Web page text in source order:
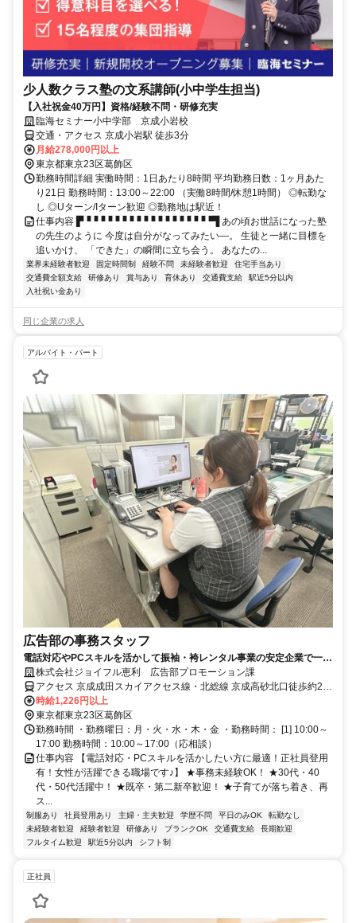
少人数クラス塾の文系講師(小中学生担当)
【入社祝金40万円】資格/経験不問・研修充実
臨海セミナー小中学部 京成小岩校
交通・アクセス 京成小岩駅 徒歩3分
月給278,000円以上
東京都東京23区葛飾区
勤務時間詳細 実働時間：1日あたり8時間 平均勤務日数：1ヶ月あた
り21日 勤務時間：13:00～22:00 （実働8時間/休憩1時間） ◎転勤な
し ◎Uターン/Iターン歓迎 ◎勤務地は駅近！
仕事内容 ▛▝▝▝▝▝▝▝▝▝▝▝▝▝▝▝▝▝▝▜ あの頃お世話になった塾
の先生のように 今度は自分がなってみたい―。 生徒と一緒に目標を
追いかけ、 「できた」の瞬間に立ち会う。 あなたの...
業界未経験者歓迎 固定時間制 経験不問 未経験者歓迎
住宅手当あり
交通費全額支給
研修あり 賞与あり 育休あり 交通費支給
駅近5分以内
入社祝い金あり
同じ企業の求人
アルバイト・パート
広告部の事務スタッフ
電話対応やPCスキルを活かして振袖・袴レンタル事業の安定企業で一緒
に働きませんか？
株式会社ジョイフル恵利 広告部プロモーション課
アクセス 京成成田スカイアクセス線・北総線 京成高砂北口徒歩約2
分、京成本線 京成高砂北口徒歩約2分、京成金町線 京成高砂北口徒歩
約2分
時給1,226円以上
東京都東京23区葛飾区
勤務時間 ・勤務曜日：月・火・水・木・金 ・勤務時間： [1] 10:00～
17:00 勤務時間：10:00～17:00（応相談）
仕事内容 【電話対応・PCスキルを活かしたい方に最適！正社員登用
有！女性が活躍できる職場です♪】 ★事務未経験OK！ ★30代・40
代・50代活躍中！ ★既卒・第二新卒歓迎！ ★子育てが落ち着き、再
ス...
制服あり 社員登用あり 主婦・主夫歓迎 学歴不問 平日のみOK
転勤なし
未経験者歓迎
経験者歓迎 研修あり ブランクOK 交通費支給
長期歓迎
フルタイム歓迎
駅近5分以内 シフト制
正社員